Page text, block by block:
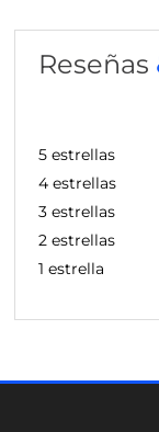
Reseñas
5 estrellas
4 estrellas
3 estrellas
2 estrellas
1 estrella